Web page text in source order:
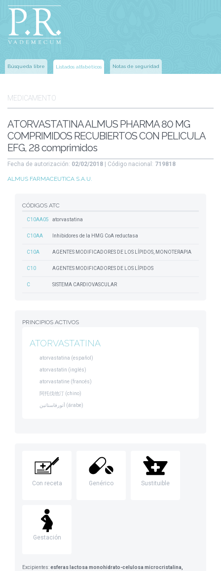
Búsqueda libre Listados alfabéticos Notas de seguridad
MEDICAMENTO
ATORVASTATINA ALMUS PHARMA 80 MG
COMPRIMIDOS RECUBIERTOS CON PELICULA
EFG, 28 comprimidos
Fecha de autorización: 02/02/2018 | Código nacional: 719818
ALMUS FARMACEUTICA S.A.U.
CÓDIGOS ATC
C10AA05 atorvastatina
C10AA Inhibidores de la HMG CoA reductasa
C10A AGENTES MODIFICADORES DE LOS LÍPIDOS, MONOTERAPIA
C10 AGENTES MODIFICADORES DE LOS LÍPIDOS
C SISTEMA CARDIOVASCULAR
PRINCIPIOS ACTIVOS
ATORVASTATINA
atorvastatina (español)
atorvastatin (inglés)
atorvastatine (francés)
阿托伐他汀 (chino)
أتورفاستاتين (árabe)
Con receta Genérico Sustituible
Gestación
Excipientes:esferas lactosa monohidrato-celulosa microcristalina,